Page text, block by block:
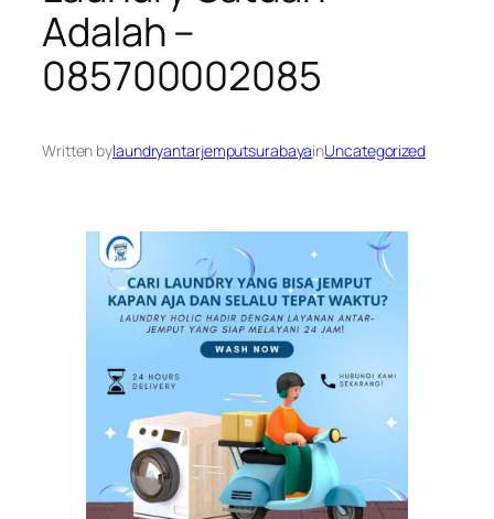
Adalah –
085700002085
Written bylaundryantarjemputsurabayainUncategorized